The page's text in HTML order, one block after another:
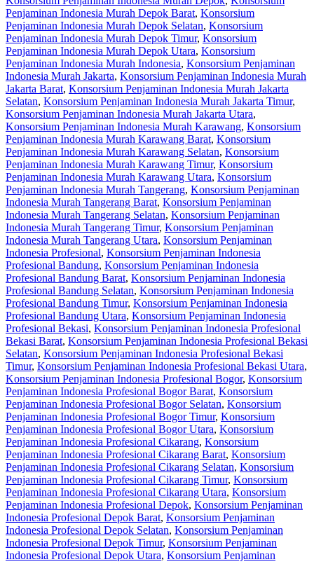
Penjaminan Indonesia Murah Depok Barat, Konsorsium
Penjaminan Indonesia Murah Depok Selatan, Konsorsium
Penjaminan Indonesia Murah Depok Timur, Konsorsium
Penjaminan Indonesia Murah Depok Utara, Konsorsium
Penjaminan Indonesia Murah Indonesia, Konsorsium Penjaminan
Indonesia Murah Jakarta, Konsorsium Penjaminan Indonesia Murah
Jakarta Barat, Konsorsium Penjaminan Indonesia Murah Jakarta
Selatan, Konsorsium Penjaminan Indonesia Murah Jakarta Timur,
Konsorsium Penjaminan Indonesia Murah Jakarta Utara,
Konsorsium Penjaminan Indonesia Murah Karawang, Konsorsium
Penjaminan Indonesia Murah Karawang Barat, Konsorsium
Penjaminan Indonesia Murah Karawang Selatan, Konsorsium
Penjaminan Indonesia Murah Karawang Timur, Konsorsium
Penjaminan Indonesia Murah Karawang Utara, Konsorsium
Penjaminan Indonesia Murah Tangerang, Konsorsium Penjaminan
Indonesia Murah Tangerang Barat, Konsorsium Penjaminan
Indonesia Murah Tangerang Selatan, Konsorsium Penjaminan
Indonesia Murah Tangerang Timur, Konsorsium Penjaminan
Indonesia Murah Tangerang Utara, Konsorsium Penjaminan
Indonesia Profesional, Konsorsium Penjaminan Indonesia
Profesional Bandung, Konsorsium Penjaminan Indonesia
Profesional Bandung Barat, Konsorsium Penjaminan Indonesia
Profesional Bandung Selatan, Konsorsium Penjaminan Indonesia
Profesional Bandung Timur, Konsorsium Penjaminan Indonesia
Profesional Bandung Utara, Konsorsium Penjaminan Indonesia
Profesional Bekasi, Konsorsium Penjaminan Indonesia Profesional
Bekasi Barat, Konsorsium Penjaminan Indonesia Profesional Bekasi
Selatan, Konsorsium Penjaminan Indonesia Profesional Bekasi
Timur, Konsorsium Penjaminan Indonesia Profesional Bekasi Utara,
Konsorsium Penjaminan Indonesia Profesional Bogor, Konsorsium
Penjaminan Indonesia Profesional Bogor Barat, Konsorsium
Penjaminan Indonesia Profesional Bogor Selatan, Konsorsium
Penjaminan Indonesia Profesional Bogor Timur, Konsorsium
Penjaminan Indonesia Profesional Bogor Utara, Konsorsium
Penjaminan Indonesia Profesional Cikarang, Konsorsium
Penjaminan Indonesia Profesional Cikarang Barat, Konsorsium
Penjaminan Indonesia Profesional Cikarang Selatan, Konsorsium
Penjaminan Indonesia Profesional Cikarang Timur, Konsorsium
Penjaminan Indonesia Profesional Cikarang Utara, Konsorsium
Penjaminan Indonesia Profesional Depok, Konsorsium Penjaminan
Indonesia Profesional Depok Barat, Konsorsium Penjaminan
Indonesia Profesional Depok Selatan, Konsorsium Penjaminan
Indonesia Profesional Depok Timur, Konsorsium Penjaminan
Indonesia Profesional Depok Utara, Konsorsium Penjaminan